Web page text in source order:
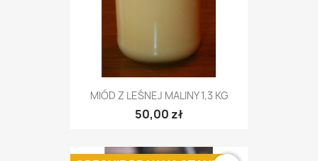
MIÓD Z LEŚNEJ MALINY 1,3 KG
50,00 zł